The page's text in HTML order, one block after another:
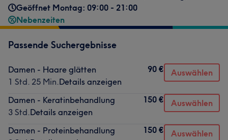
Geöffnet Montag: 09:00 - 21:00
Nebenzeiten
Passende Suchergebnisse
Damen - Haare glätten
1 Std. 25 Min.Details anzeigen
90 € Auswählen
Damen - Keratinbehandlung
3 Std.Details anzeigen
150 € Auswählen
Damen - Proteinbehandlung
150 € Auswählen